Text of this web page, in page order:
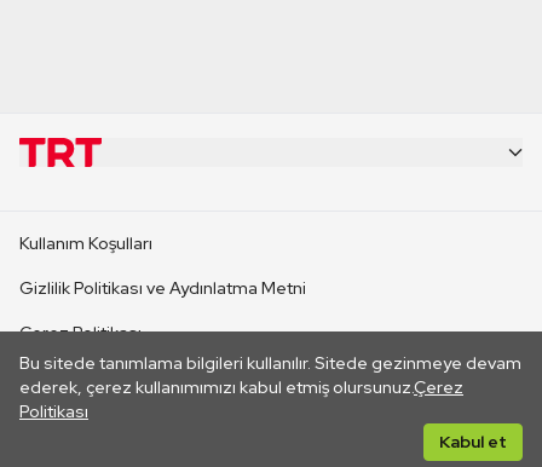
Bu sitede tanımlama bilgileri kullanılır. Sitede gezinmeye devam
ederek, çerez kullanımımızı kabul etmiş olursunuz.Çerez
Politikası
Kabul et
CANLI YAYINLAR
Kullanım Koşulları
Gizlilik Politikası ve Aydınlatma Metni
Çerez Politikası
İletişim
Her hakkı saklıdır. ©2026 TRT. Bağlantı yoluyla gidilen dış